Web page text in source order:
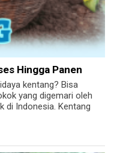
Hingga Panen
kentang? Bisa
yang digemari oleh
di Indonesia. Kentang